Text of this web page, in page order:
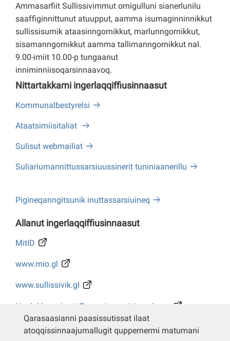
Ammasarfiit Sullissivimmut ornigulluni sianerlunilu
saaffiginnittunut atuupput, aamma isumaginninnikkut
sullissisumik ataasinngornikkut, marlunngornikkut,
sisamanngornikkut aamma tallimanngornikkut nal.
9.00-imiit 10.00-p tungaanut
inniminniisoqarsinnaavoq.
Nittartakkami ingerlaqqiffiusinnaasut
Kommunalbestyrelsi
Ataatsimiisitaliat
Sulisut webmailiat
Suliariumannittussarsiuussinerit tuniniaanerillu
Pigineqanngitsunik inuttassarsiuineq
Allanut ingerlaqqiffiusinnaasut
MitID
www.mio.gl
www.sullissivik.gl
Naalakkersuisut/ Tusarniaanerit ingerlasut
Whistleblower
Qarasaasianni paasissutissat ilaat
atoqqissinnaajumallugit quppernermi matumani